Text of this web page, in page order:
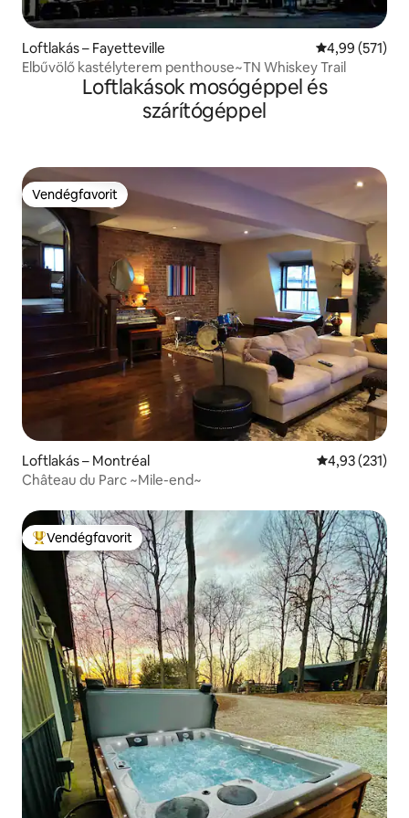
Loftlakás – Fayetteville Átlagos
4,99 (571)
Elbűvölő kastélyterem penthouse~TN Whiskey Trail
Loftlakások mosógéppel és
szárítógéppel
Vendégfavorit
Vendégfavorit
Loftlakás – Montréal Átlagos
4,93 (231)
Château du Parc ~Mile-end~
Kiemelt vendégfavorit
Vendégfavorit